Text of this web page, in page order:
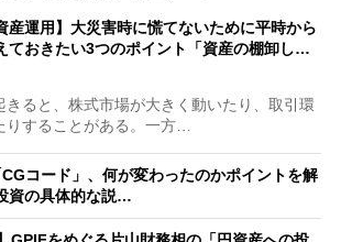
産運用】大災害時に慌てないために平時から
ておきたい3つのポイント「資産の棚卸し…
ると、株式市場が大きく動いたり、取引環
することがある。一方…
コード」、何が変わったのかポイントを解
資の具体的な説…